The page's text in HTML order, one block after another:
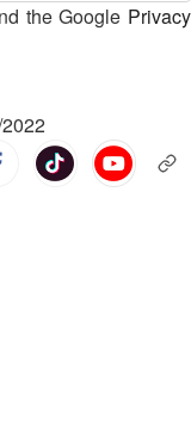
the Google Privacy